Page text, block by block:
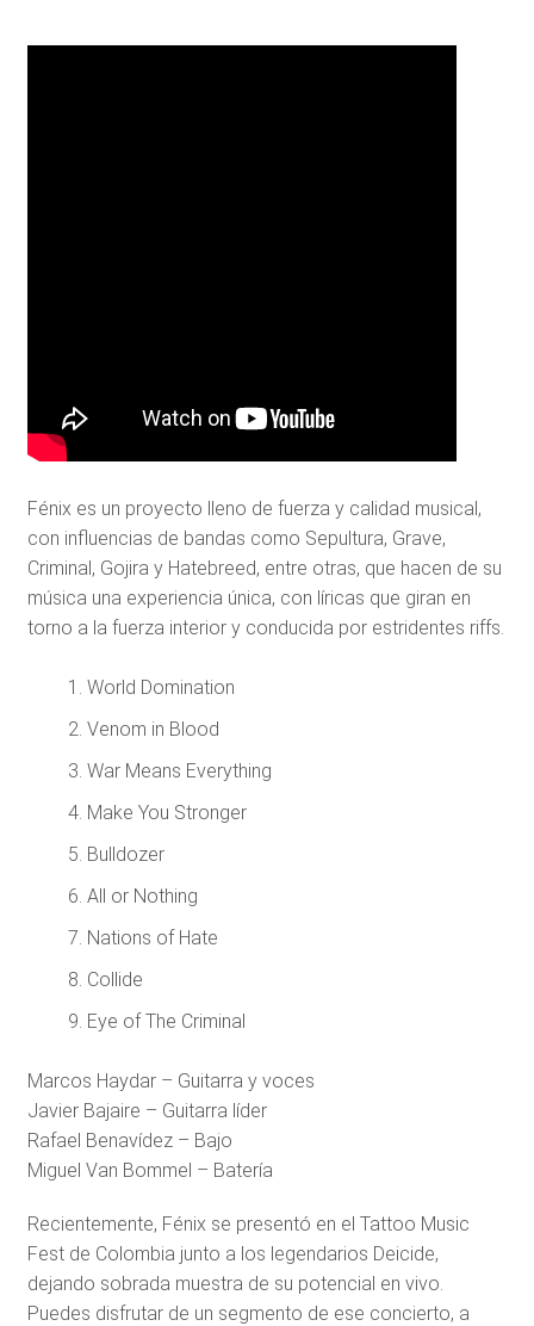
Fénix es un proyecto lleno de fuerza y calidad musical,
con influencias de bandas como Sepultura, Grave,
Criminal, Gojira y Hatebreed, entre otras, que hacen de su
música una experiencia única, con líricas que giran en
torno a la fuerza interior y conducida por estridentes riffs.
World Domination
Venom in Blood
War Means Everything
Make You Stronger
Bulldozer
All or Nothing
Nations of Hate
Collide
Eye of The Criminal
Marcos Haydar – Guitarra y voces
Javier Bajaire – Guitarra líder
Rafael Benavídez – Bajo
Miguel Van Bommel – Batería
Recientemente, Fénix se presentó en el Tattoo Music
Fest de Colombia junto a los legendarios Deicide,
dejando sobrada muestra de su potencial en vivo.
Puedes disfrutar de un segmento de ese concierto, a